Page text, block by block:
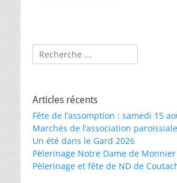
Rechercher :
Articles récents
Fête de l’assomption : samedi 15
Marchés de l’association paroissiale
Un été dans le Gard 2026
Pèlerinage Notre Dame de
Pèlerinage et fête de ND de